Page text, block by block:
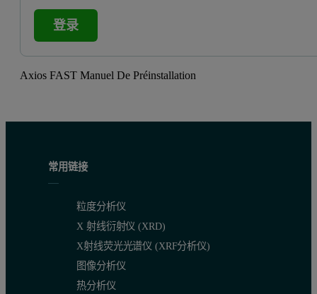
登录
Axios FAST Manuel De Préinstallation
常用链接
粒度分析仪
X 射线衍射仪 (XRD)
X射线荧光光谱仪 (XRF分析仪)
图像分析仪
热分析仪